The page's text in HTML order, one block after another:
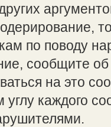
по поводу
сообщите
на это
углу каждого